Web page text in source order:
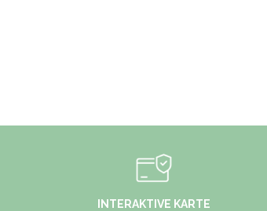
INTERAKTIVE KARTE